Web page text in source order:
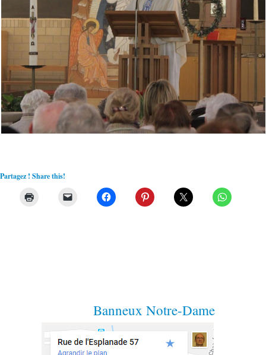
Partagez ! Share this!
Banneux Notre-Dame